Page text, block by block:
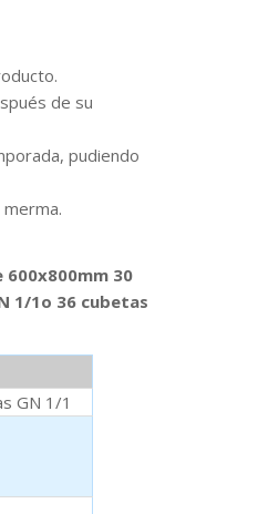
de su
pudiendo
600x800mm 30
1/1o 36 cubetas
GN 1/1